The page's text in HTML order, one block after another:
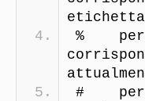
%
#